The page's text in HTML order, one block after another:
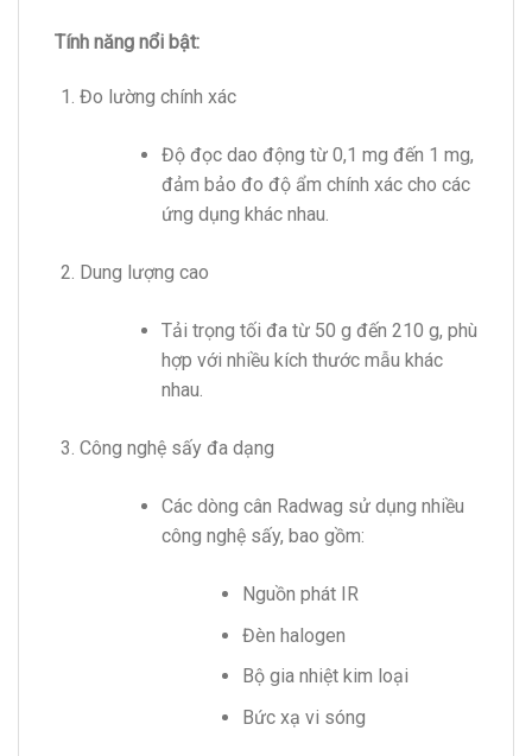
Tính năng nổi bật:
Đo lường chính xác
Độ đọc dao động từ 0,1 mg đến 1 mg,
đảm bảo đo độ ẩm chính xác cho các
ứng dụng khác nhau.
Dung lượng cao
Tải trọng tối đa từ 50 g đến 210 g, phù
hợp với nhiều kích thước mẫu khác
nhau.
Công nghệ sấy đa dạng
Các dòng cân Radwag sử dụng nhiều
công nghệ sấy, bao gồm:
Nguồn phát IR
Đèn halogen
Bộ gia nhiệt kim loại
Bức xạ vi sóng